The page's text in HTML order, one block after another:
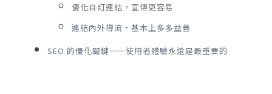
優化自訂連結，宣傳更容易
連結內外導流，基本上多多益善
SEO 的優化關鍵——使用者體驗永遠是最重要的